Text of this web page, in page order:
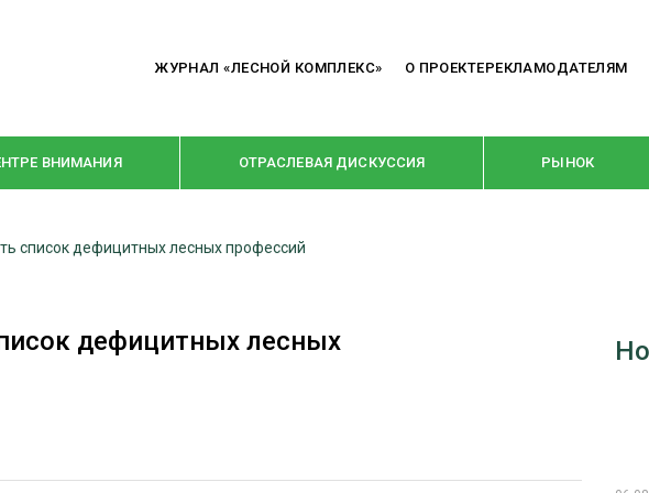
ЖУРНАЛ «ЛЕСНОЙ КОМПЛЕКС» О ПРОЕКТЕРЕКЛАМОДАТЕЛЯМ
ВНИМАНИЯ ОТРАСЛЕВАЯ ДИСКУССИЯ РЫНОК
РУБРИКИ
КРУПНЫМ ПЛАНОМ WOODEX-2021
СУШКА
список дефицитных лесных профессий
дефицитных лесных